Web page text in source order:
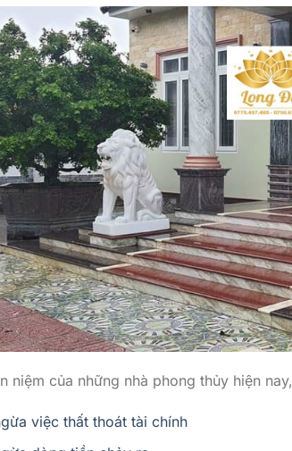
niệm của những nhà phong thủy hiện nay,
việc thất thoát tài chính